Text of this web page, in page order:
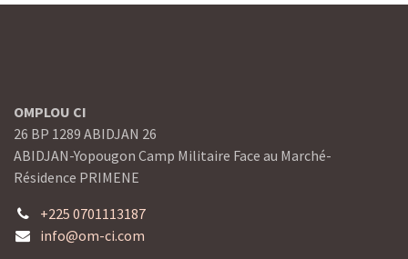
OMPLOU CI
26 BP 1289 ABIDJAN 26
ABIDJAN-Yopougon Camp Militaire Face au Marché-
Résidence PRIMENE
+225 0701113187
info@om-ci.com